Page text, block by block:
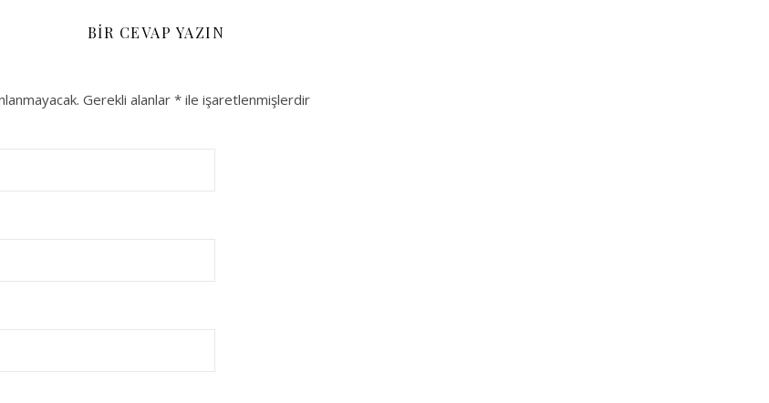
BIR CEVAP YAZIN
Gerekli alanlar * ile işaretlenmişlerdir